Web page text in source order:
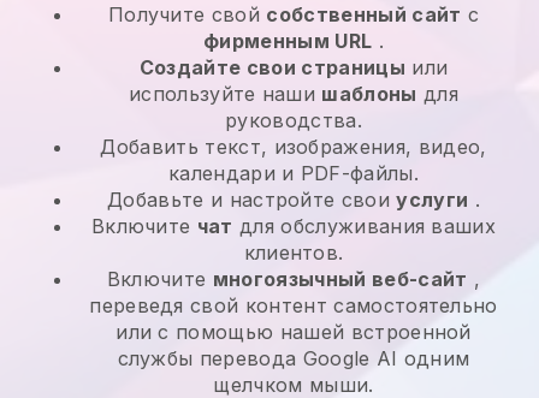
Получите свой собственный сайт с
фирменным URL .
Создайте свои страницы или
используйте наши шаблоны для
руководства.
Добавить текст, изображения, видео,
календари и PDF-файлы.
Добавьте и настройте своиуслуги .
Включите чат для обслуживания ваших
клиентов.
Включите многоязычный веб-сайт ,
переведя свой контент самостоятельно
или с помощью нашей встроенной
службы перевода Google AI одним
щелчком мыши.